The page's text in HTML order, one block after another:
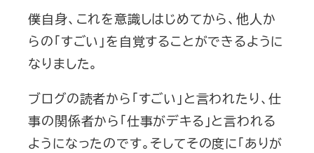
僕自身、これを意識しはじめてから、他人か
らの「すごい」を自覚することができるように
なりました。
ブログの読者から「すごい」と言われたり、仕
事の関係者から「仕事がデキる」と言われる
ようになったのです。そしてその度に「ありが